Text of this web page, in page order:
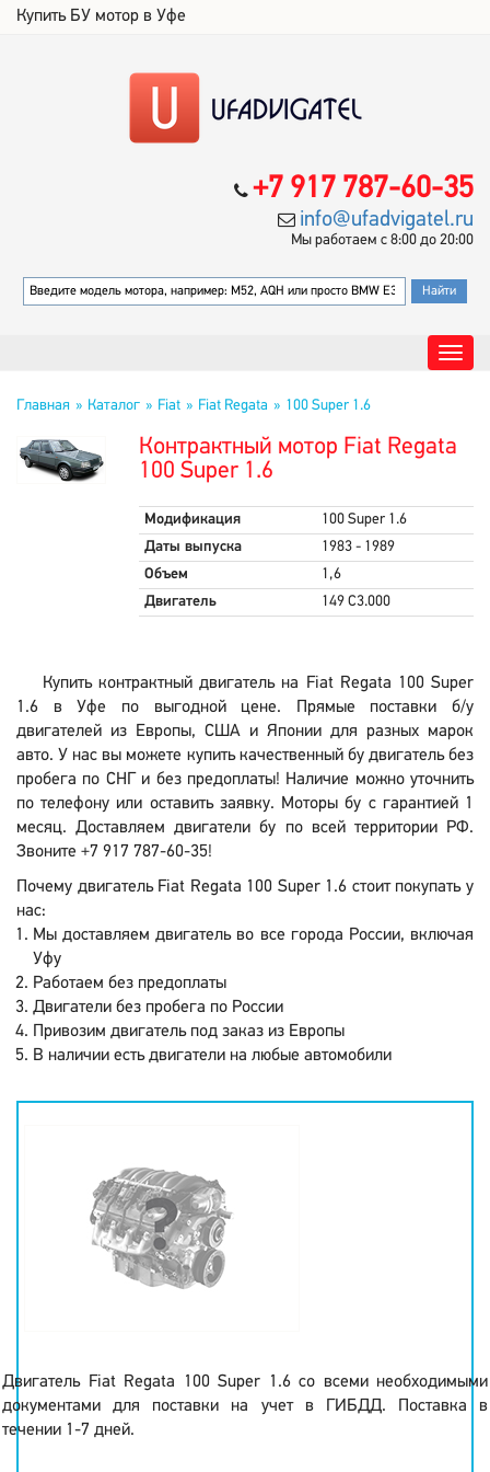
Купить БУ мотор в Уфе
+7 917 787-60-35
info@ufadvigatel.ru
Мы работаем с 8:00 до 20:00
Главная Каталог Fiat Fiat Regata 100 Super 1.6
Контрактный мотор Fiat Regata
100 Super 1.6
Модификация
100 Super 1.6
Даты выпуска
1983 - 1989
Объем
1,6
Двигатель
149 C3.000
Купить контрактный двигатель на Fiat Regata 100 Super
1.6 в Уфе по выгодной цене. Прямые поставки б/у
двигателей из Европы, США и Японии для разных марок
авто. У нас вы можете купить качественный бу двигатель без
пробега по СНГ и без предоплаты! Наличие можно уточнить
по телефону или оставить заявку. Моторы бу с гарантией 1
месяц. Доставляем двигатели бу по всей территории РФ.
Звоните +7 917 787-60-35!
Почему двигатель Fiat Regata 100 Super 1.6 стоит покупать у
нас:
Мы доставляем двигатель во все города России, включая
Уфу
Работаем без предоплаты
Двигатели без пробега по России
Привозим двигатель под заказ из Европы
В наличии есть двигатели на любые автомобили
Двигатель Fiat Regata 100 Super 1.6 со всеми необходимыми
документами для поставки на учет в ГИБДД. Поставка в
течении 1-7 дней.